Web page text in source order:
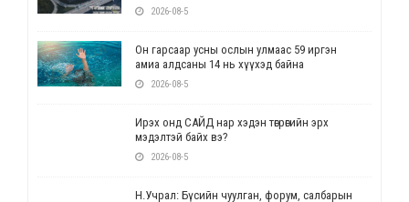
2026-08-5
Он гарсаар усны ослын улмаас 59 иргэн
амиа алдсаны 14 нь хүүхэд байна
2026-08-5
Ирэх онд САЙД нар хэдэн төгрөгийн эрх
мэдэлтэй байх вэ?
2026-08-5
Н.Учрал: Бүсийн чуулган, форум, салбарын